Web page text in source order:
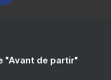
"Avant de partir"